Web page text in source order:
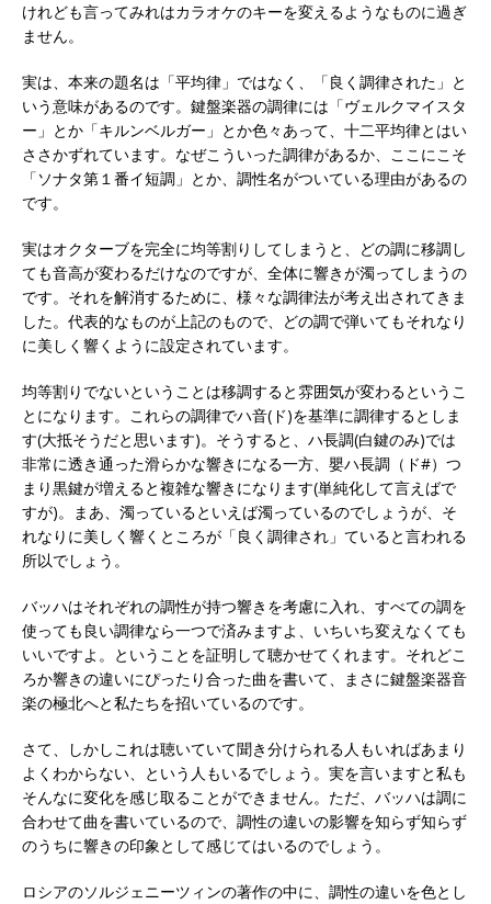
けれども言ってみれはカラオケのキーを変えるようなものに過ぎ
ません。
実は、本来の題名は「平均律」ではなく、「良く調律された」と
いう意味があるのです。鍵盤楽器の調律には「ヴェルクマイスタ
ー」とか「キルンベルガー」とか色々あって、十二平均律とはい
ささかずれています。なぜこういった調律があるか、ここにこそ
「ソナタ第１番イ短調」とか、調性名がついている理由があるの
です。
実はオクターブを完全に均等割りしてしまうと、どの調に移調し
ても音高が変わるだけなのですが、全体に響きが濁ってしまうの
です。それを解消するために、様々な調律法が考え出されてきま
した。代表的なものが上記のもので、どの調で弾いてもそれなり
に美しく響くように設定されています。
均等割りでないということは移調すると雰囲気が変わるというこ
とになります。これらの調律でハ音(ド)を基準に調律するとしま
す(大抵そうだと思います)。そうすると、ハ長調(白鍵のみ)では
非常に透き通った滑らかな響きになる一方、嬰ハ長調（ド#）つ
まり黒鍵が増えると複雑な響きになります(単純化して言えばで
すが)。まあ、濁っているといえば濁っているのでしょうが、そ
れなりに美しく響くところが「良く調律され」ていると言われる
所以でしょう。
バッハはそれぞれの調性が持つ響きを考慮に入れ、すべての調を
使っても良い調律なら一つで済みますよ、いちいち変えなくても
いいですよ。ということを証明して聴かせてくれます。それどこ
ろか響きの違いにぴったり合った曲を書いて、まさに鍵盤楽器音
楽の極北へと私たちを招いているのです。
さて、しかしこれは聴いていて聞き分けられる人もいればあまり
よくわからない、という人もいるでしょう。実を言いますと私も
そんなに変化を感じ取ることができません。ただ、バッハは調に
合わせて曲を書いているので、調性の違いの影響を知らず知らず
のうちに響きの印象として感じてはいるのでしょう。
ロシアのソルジェニーツィンの著作の中に、調性の違いを色とし